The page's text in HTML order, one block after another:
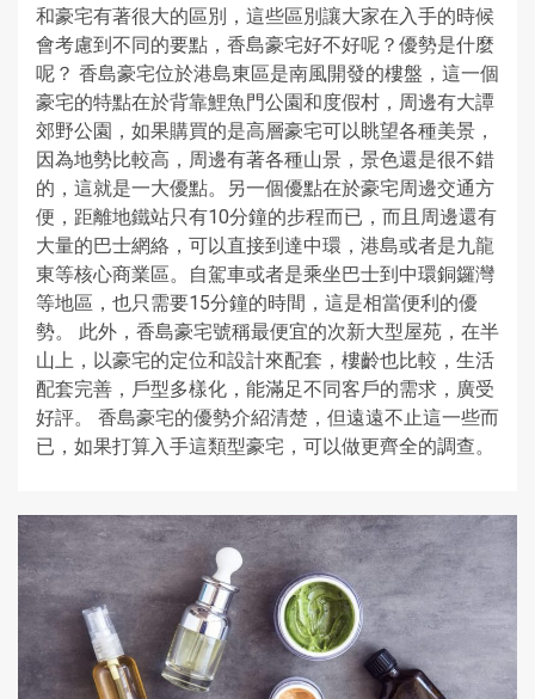
和豪宅有著很大的區別，這些區別讓大家在入手的時候
會考慮到不同的要點，香島豪宅好不好呢？優勢是什麼
呢？ 香島豪宅位於港島東區是南風開發的樓盤，這一個
豪宅的特點在於背靠鯉魚門公園和度假村，周邊有大譚
郊野公園，如果購買的是高層豪宅可以眺望各種美景，
因為地勢比較高，周邊有著各種山景，景色還是很不錯
的，這就是一大優點。另一個優點在於豪宅周邊交通方
便，距離地鐵站只有10分鐘的步程而已，而且周邊還有
大量的巴士網絡，可以直接到達中環，港島或者是九龍
東等核心商業區。自駕車或者是乘坐巴士到中環銅鑼灣
等地區，也只需要15分鐘的時間，這是相當便利的優
勢。 此外，香島豪宅號稱最便宜的次新大型屋苑，在半
山上，以豪宅的定位和設計來配套，樓齡也比較，生活
配套完善，戶型多樣化，能滿足不同客戶的需求，廣受
好評。 香島豪宅的優勢介紹清楚，但遠遠不止這一些而
已，如果打算入手這類型豪宅，可以做更齊全的調查。